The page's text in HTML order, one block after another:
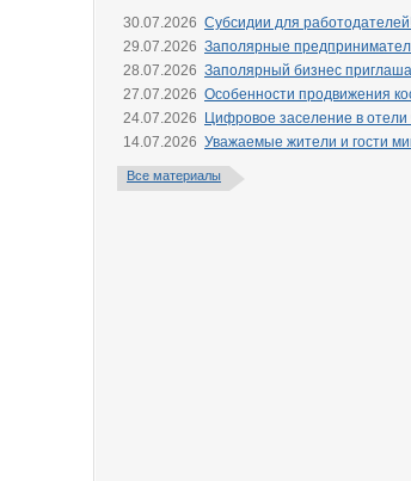
30.07.2026 Субсидии для
29.07.2026 Заполярные
28.07.2026 Заполярный бизнес
27.07.2026 Особенности продвижения
24.07.2026
Цифровое заселение в
14.07.2026 Уважаемые жители и гости
Все материалы